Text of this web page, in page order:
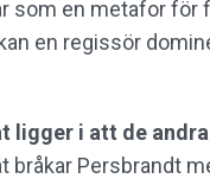
som en metafor för
en regissör
ligger i att de
bråkar Persbrandt